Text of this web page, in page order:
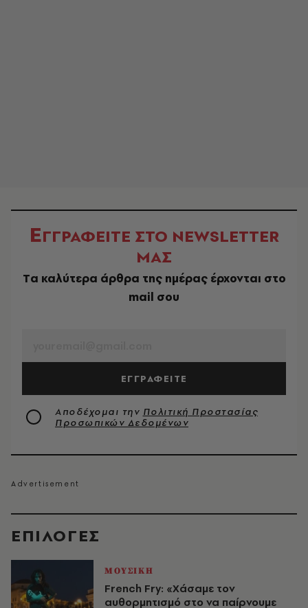
EΠΙΛΟΓΈΣ
ΜΟΥΣΙΚΗ
French Fry: «Χάσαμε τον
αυθορμητισμό στο να παίρνουμε
ΕΓΓΡΑΦΕΙΤΕ ΣΤΟ NEWSLETTER
ΜΑΣ
Tα καλύτερα άρθρα της ημέρας έρχονται στο
mail σου
ΕΓΓΡΑΦΕΙΤΕ
Αποδέχομαι την Πολιτική Προστασίας
Προσωπικών Δεδομένων